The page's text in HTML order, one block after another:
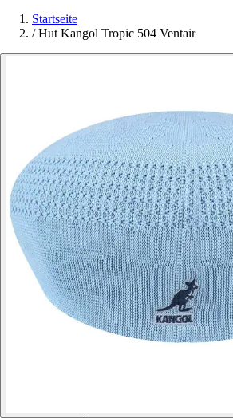
Startseite
/ Hut Kangol Tropic 504 Ventair